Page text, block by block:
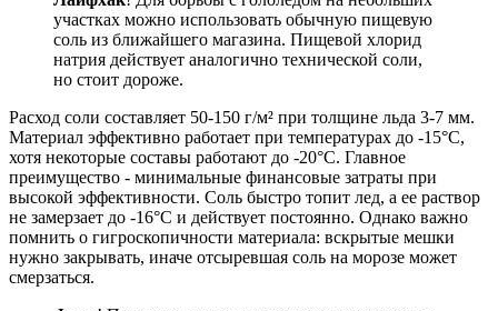
участках можно использовать обычную пищевую
соль из ближайшего магазина. Пищевой хлорид
натрия действует аналогично технической соли,
но стоит дороже.
Расход соли составляет 50-150 г/м² при толщине льда 3-7 мм.
Материал эффективно работает при температурах до -15°С,
хотя некоторые составы работают до -20°С. Главное
преимущество - минимальные финансовые затраты при
высокой эффективности. Соль быстро топит лед, а ее раствор
не замерзает до -16°С и действует постоянно. Однако важно
помнить о гигроскопичности материала: вскрытые мешки
нужно закрывать, иначе отсыревшая соль на морозе может
смерзаться.